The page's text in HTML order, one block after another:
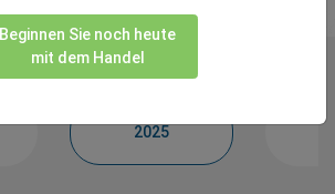
2025
Beginnen Sie noch heute
mit dem Handel